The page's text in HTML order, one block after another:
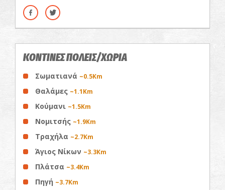
ΚΟΝΤΙΝΕΣ ΠΟΛΕΙΣ/ΧΩΡΙΑ
Σωματιανά ~0.5Km
Θαλάμες ~1.1Km
Κούμανι ~1.5Km
Νομιτσής ~1.9Km
Τραχήλα ~2.7Km
Άγιος Νίκων ~3.3Km
Πλάτσα ~3.4Km
Πηγή ~3.7Km